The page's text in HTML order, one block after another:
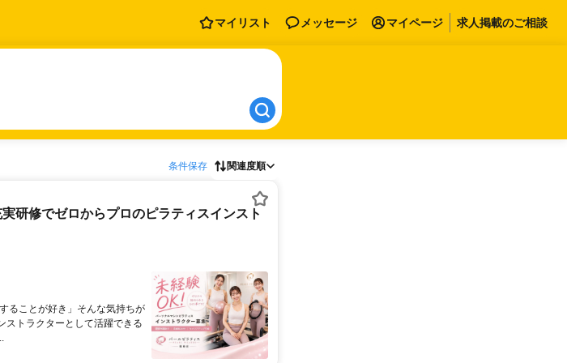
マイリスト メッセージ マイページ 求人掲載のご相談
条件保存 関連度順
研修でゼロからプロのピラティスインスト
ることが好き」そんな気持ちが
ストラクターとして活躍できる